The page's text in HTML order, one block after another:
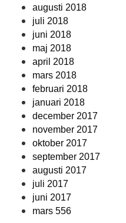
augusti 2018
juli 2018
juni 2018
maj 2018
april 2018
mars 2018
februari 2018
januari 2018
december 2017
november 2017
oktober 2017
september 2017
augusti 2017
juli 2017
juni 2017
mars 556